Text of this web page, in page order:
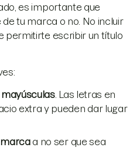
es importante que
tu marca o no. No incluir
permitirte escribir un título
. Las letras en
extra y pueden dar lugar
marcaa no ser que sea